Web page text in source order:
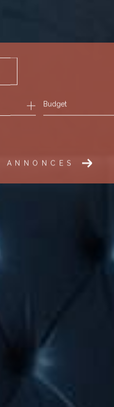
Budget
ANNONCES